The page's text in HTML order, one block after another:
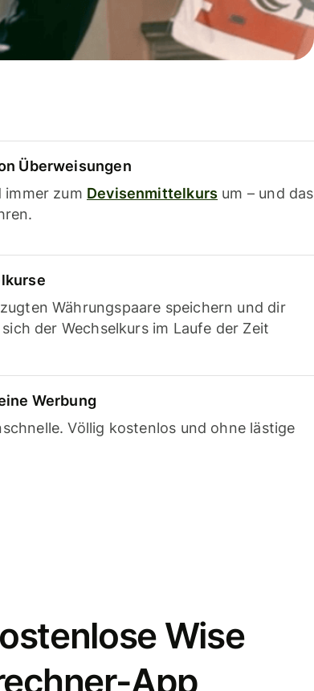
Überweisungen
immer zum Devisenmittelkurs um – und das
Währungspaare speichern und dir
der Wechselkurs im Laufe der Zeit
Werbung
Völlig kostenlos und ohne lästige
Wise
App